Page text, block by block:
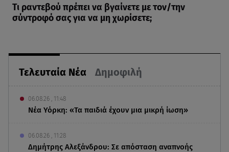
Τελευταία Νέα Δημοφιλή
06.08.26 , 11:48
Νέα Υόρκη: «Τα παιδιά έχουν μια μικρή ίωση»
06.08.26 , 11:28
Δημήτρης Αλεξάνδρου: Σε απόσταση αναπνοής
Τι ραντεβού πρέπει να βγαίνετε με τον/την
σύντροφό σας για να μη χωρίσετε;